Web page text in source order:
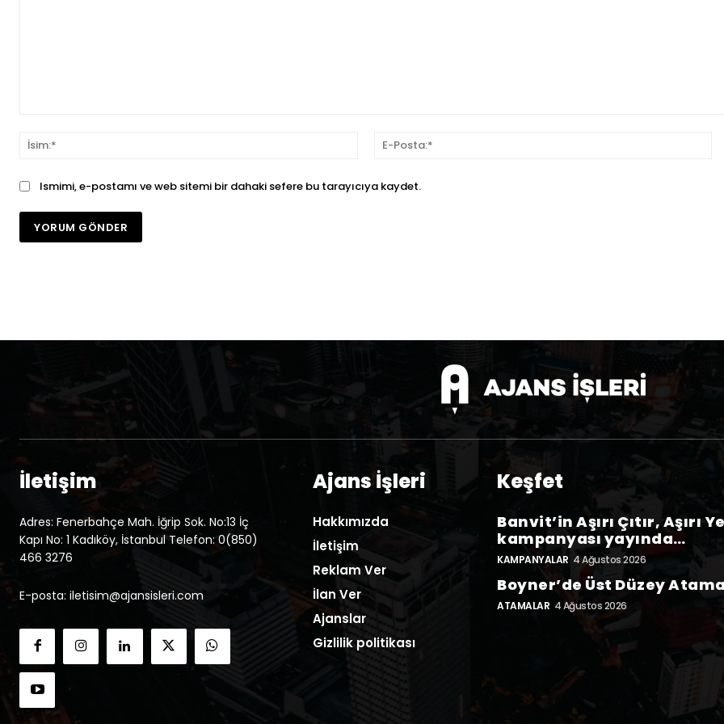
İsim:*
Ismimi, e-postamı ve web sitemi bir dahaki sefere bu tarayıcıya kaydet.
İletişim
Adres: Fenerbahçe Mah. İğrip Sok. No:13 İç
Kapı No: 1 Kadıköy, İstanbul Telefon: 0(850)
466 3276
E-posta: iletisim@ajansisleri.com
Ajans İşleri
Hakkımızda
İletişim
Reklam Ver
İlan Ver
Ajanslar
Gizlilik politikası
Keşfet
Banvit’in Aşırı Çıtır, Aşırı
kampanyası yayında…
KAMPANYALAR 4 Ağustos 2026
Boyner’de Üst Düzey Atama
ATAMALAR 4 Ağustos 2026